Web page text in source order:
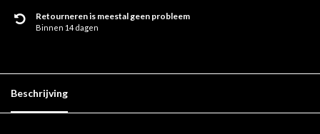
Retourneren is meestal geen probleem
Binnen 14 dagen
Beschrijving